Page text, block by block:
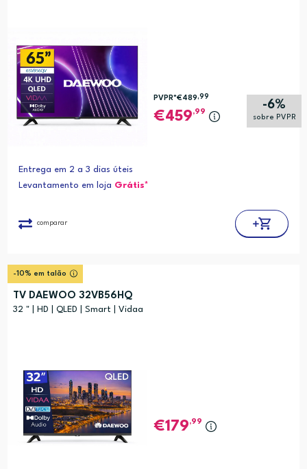
-6%
sobre PVPR
PVPR*€489,99
459,99
Entrega em 2 a 3 dias úteis
Levantamento em loja Grátis*
comparar
-10% em talão
TV DAEWOO 32VB56HQ
32 " | HD | QLED | Smart | Vidaa
179,99